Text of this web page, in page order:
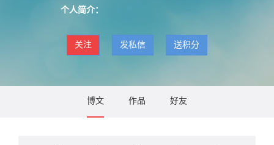
个人简介：
关注 发私信 送积分
博文 作品 好友